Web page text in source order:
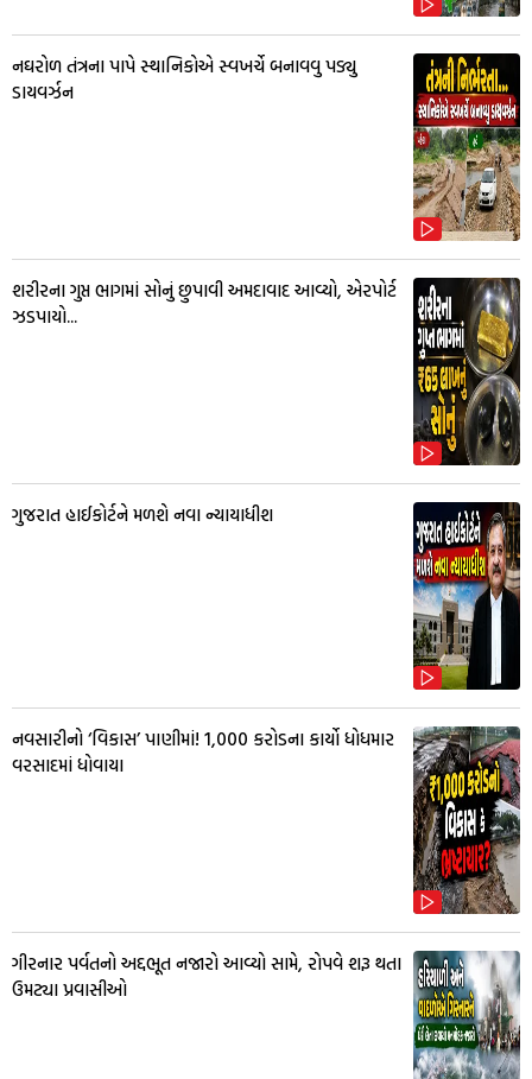
નઘરોળ તંત્રના પાપે સ્થાનિકોએ સ્વખર્ચે બનાવવુ પડ્યુ
ડાયવર્ઝન
શરીરના ગુપ્ત ભાગમાં સોનું છુપાવી અમદાવાદ આવ્યો, એરપોર્ટ
ઝડપાયો...
ગુજરાત હાઈકોર્ટને મળશે નવા ન્યાયાધીશ
નવસારીનો ‘વિકાસ’ પાણીમાં! ₹1,000 કરોડના કાર્યો ધોધમાર
વરસાદમાં ધોવાયા
ગીરનાર પર્વતનો અદ્દભૂત નજારો આવ્યો સામે, રોપવે શરૂ થતા
ઉમટ્યા પ્રવાસીઓ